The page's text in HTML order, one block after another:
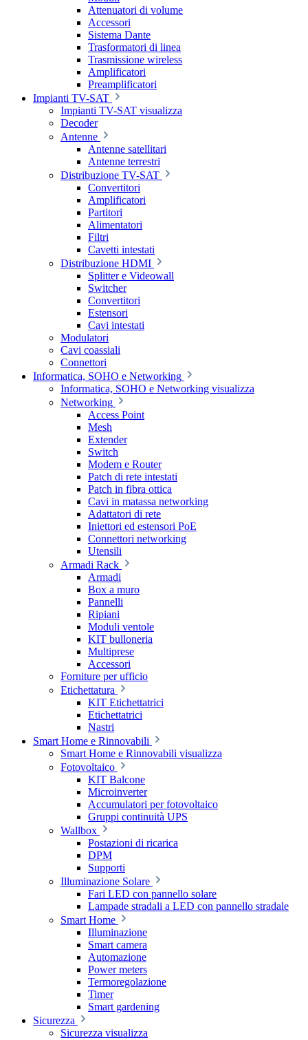
Attenuatori di volume
Accessori
Sistema Dante
Trasformatori di linea
Trasmissione wireless
Amplificatori
Preamplificatori
Impianti TV-SAT
Impianti TV-SAT visualizza
Decoder
Antenne
Antenne satellitari
Antenne terrestri
Distribuzione TV-SAT
Convertitori
Amplificatori
Partitori
Alimentatori
Filtri
Cavetti intestati
Distribuzione HDMI
Splitter e Videowall
Switcher
Convertitori
Estensori
Cavi intestati
Modulatori
Cavi coassiali
Connettori
Informatica, SOHO e Networking
Informatica, SOHO e Networking visualizza
Networking
Access Point
Mesh
Extender
Switch
Modem e Router
Patch di rete intestati
Patch in fibra ottica
Cavi in matassa networking
Adattatori di rete
Iniettori ed estensori PoE
Connettori networking
Utensili
Armadi Rack
Armadi
Box a muro
Pannelli
Ripiani
Moduli ventole
KIT bulloneria
Multiprese
Accessori
Forniture per ufficio
Etichettatura
KIT Etichettatrici
Etichettatrici
Nastri
Smart Home e Rinnovabili
Smart Home e Rinnovabili visualizza
Fotovoltaico
KIT Balcone
Microinverter
Accumulatori per fotovoltaico
Gruppi continuità UPS
Wallbox
Postazioni di ricarica
DPM
Supporti
Illuminazione Solare
Fari LED con pannello solare
Lampade stradali a LED con pannello stradale
Smart Home
Illuminazione
Smart camera
Automazione
Power meters
Termoregolazione
Timer
Smart gardening
Sicurezza
Sicurezza visualizza